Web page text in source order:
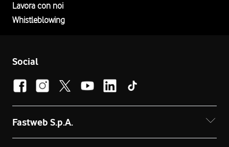
Lavora con noi
Whistleblowing
Social
Fastweb S.p.A.